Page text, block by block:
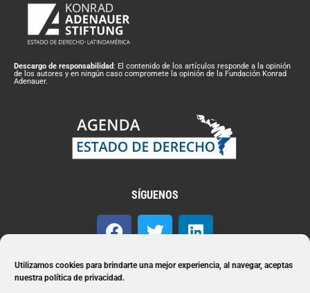
Utilizamos cookies para brindarte una mejor experiencia, al navegar, aceptas
nuestra política de privacidad.
Descargo de responsabilidad: El contenido de los artículos responde a la opinión
de los autores y en ningún caso compromete la opinión de la Fundación Konrad
Adenauer.
SÍGUENOS
Suscríbete a nuestro Newsletter